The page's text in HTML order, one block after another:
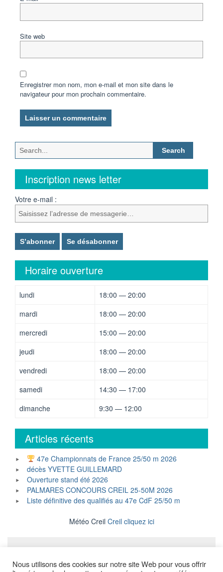
Site web
Enregistrer mon nom, mon e-mail et mon site dans le
navigateur pour mon prochain commentaire.
Search
for:
Inscription news letter
Votre e-mail :
Horaire ouverture
lundi
18:00 — 20:00
mardi
18:00 — 20:00
mercredi
15:00 — 20:00
jeudi
18:00 — 20:00
vendredi
18:00 — 20:00
samedi
14:30 — 17:00
dimanche
9:30 — 12:00
Articles récents
47e Championnats de France 25/50 m 2026
décès YVETTE GUILLEMARD
Ouverture stand été 2026
PALMARES CONCOURS CREIL 25-50M 2026
Liste définitive des qualifiés au 47e CdF 25/50 m
Météo Creil Creil cliquez ici
Mentions légales
Nous utilisons des cookies sur notre site Web pour vous offrir